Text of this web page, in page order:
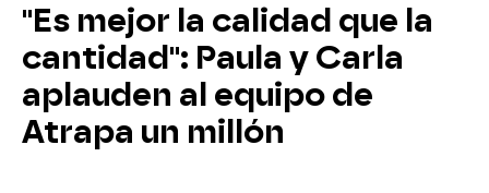
"Es mejor la calidad que la
cantidad": Paula y Carla
aplauden al equipo de
Atrapa un millón